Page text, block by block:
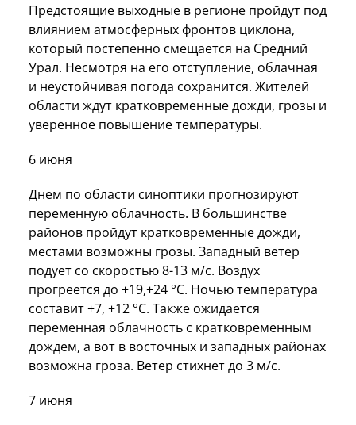
Предстоящие выходные в регионе пройдут под
влиянием атмосферных фронтов циклона,
который постепенно смещается на Средний
Урал. Несмотря на его отступление, облачная
и неустойчивая погода сохранится. Жителей
области ждут кратковременные дожди, грозы и
уверенное повышение температуры.
6 июня
Днем по области синоптики прогнозируют
переменную облачность. В большинстве
районов пройдут кратковременные дожди,
местами возможны грозы. Западный ветер
подует со скоростью 8-13 м/с. Воздух
прогреется до +19,+24 °C. Ночью температура
составит +7, +12 °C. Также ожидается
переменная облачность с кратковременным
дождем, а вот в восточных и западных районах
возможна гроза. Ветер стихнет до 3 м/с.
7 июня